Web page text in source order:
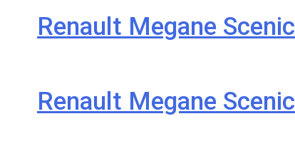
Renault Megane Scenic
Renault Megane Scenic